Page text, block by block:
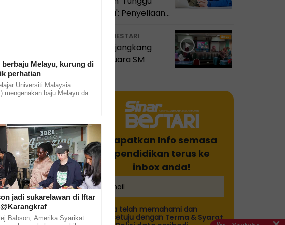
kata
terakhir
Tingkatan
netizen
antara
Noraidah
selepas
Sahaja': Penyeliaan
VIDEO BESTARI
SMK Sijangkang
Jaya juara SM
Dapatkan Info semasa
pendidikan terus ke
inbox anda!
Saya telah memahami dan
bersetuju dengan Terma & Syarat
berbaju Melayu, kurung di
perhatian
Universiti Malaysia
mengenakan baju Melayu dan
jadi sukarelawan di Iftar
Babson, Amerika Syarikat